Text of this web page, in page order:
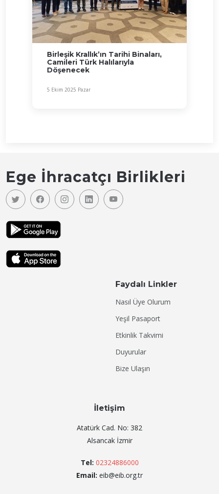
Birleşik Krallık’ın Tarihi Binaları,
Camileri Türk Halılarıyla
Döşenecek
5 Ekim 2025 Pazar
Ege İhracatçı Birlikleri
Faydalı Linkler
Nasıl Üye Olurum
Yeşil Pasaport
Etkinlik Takvimi
Duyurular
Bize Ulaşın
İletişim
Atatürk Cad. No: 382
Alsancak İzmir
Tel: 02324886000
Email: eib@eib.org.tr